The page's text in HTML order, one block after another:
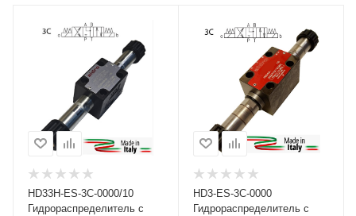
HD33H-ES-3C-0000/10
Гидрораспределитель с
HD3-ES-3C-0000
Гидрораспределитель с